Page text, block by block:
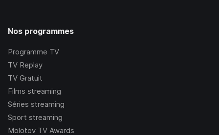
Nos programmes
Programme TV
TV Replay
TV Gratuit
Films streaming
Séries streaming
Sport streaming
Molotov TV Awards